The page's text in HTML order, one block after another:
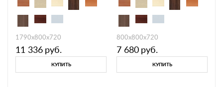
1790х800х720
11 336 руб.
КУПИТЬ
800х800х720
7 680 руб.
КУПИТЬ